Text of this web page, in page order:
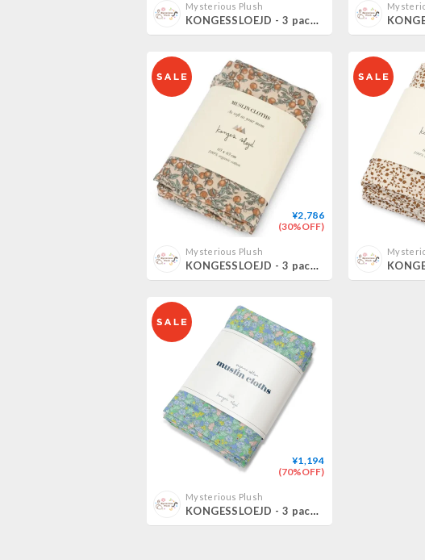
Mysterious Plush
KONGESSLOEJD - 3 pack Muslin Cloth | Louloudi
¥2,786
(30%OFF)
Mysterious Plush
KONGESSLOEJD - 3 pack Muslin Cloth | Orange Beige
¥1,194
(70%OFF)
Mysterious Plush
KONGESSLOEJD - 3 pack Muslin Cloth | Midsummer